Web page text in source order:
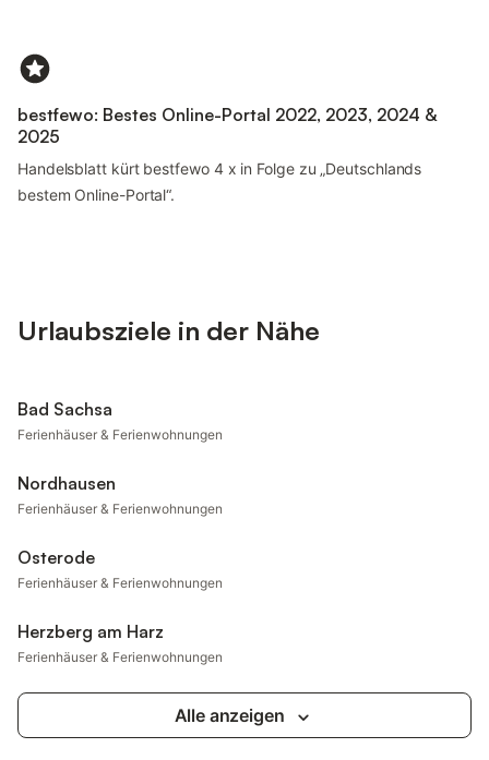
bestfewo: Bestes Online-Portal 2022, 2023, 2024 &
2025
Handelsblatt kürt bestfewo 4 x in Folge zu „Deutschlands
bestem Online-Portal“.
Urlaubsziele in der Nähe
Bad Sachsa
Ferienhäuser & Ferienwohnungen
Nordhausen
Ferienhäuser & Ferienwohnungen
Osterode
Ferienhäuser & Ferienwohnungen
Herzberg am Harz
Ferienhäuser & Ferienwohnungen
Alle anzeigen